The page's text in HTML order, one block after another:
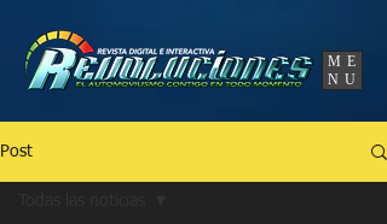
ME
NU
Post